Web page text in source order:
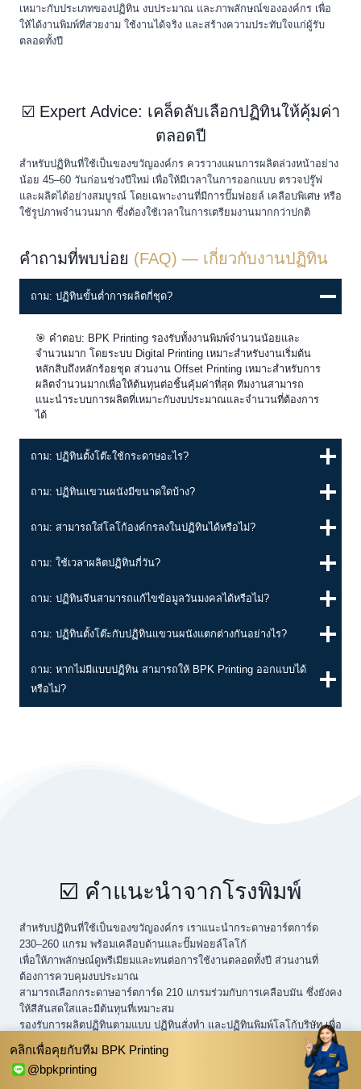
เหมาะกับประเภทของปฏิทิน งบประมาณ และภาพลักษณ์ขององค์กร เพื่อ
ให้ได้งานพิมพ์ที่สวยงาม ใช้งานได้จริง และสร้างความประทับใจแก่ผู้รับ
ตลอดทั้งปี
☑️ Expert Advice: เคล็ดลับเลือกปฏิทินให้คุ้มค่า
ตลอดปี
สำหรับปฏิทินที่ใช้เป็นของขวัญองค์กร ควรวางแผนการผลิตล่วงหน้าอย่าง
น้อย 45–60 วันก่อนช่วงปีใหม่ เพื่อให้มีเวลาในการออกแบบ ตรวจปรู๊ฟ
และผลิตได้อย่างสมบูรณ์ โดยเฉพาะงานที่มีการปั๊มฟอยล์ เคลือบพิเศษ หรือ
ใช้รูปภาพจำนวนมาก ซึ่งต้องใช้เวลาในการเตรียมงานมากกว่าปกติ
คำถามที่พบบ่อย (FAQ) — เกี่ยวกับงานปฏิทิน
ถาม: ปฏิทินขั้นต่ำการผลิตกี่ชุด?
🎯 คำตอบ: BPK Printing รองรับทั้งงานพิมพ์จำนวนน้อยและ
จำนวนมาก โดยระบบ Digital Printing เหมาะสำหรับงานเริ่มต้น
หลักสิบถึงหลักร้อยชุด ส่วนงาน Offset Printing เหมาะสำหรับการ
ผลิตจำนวนมากเพื่อให้ต้นทุนต่อชิ้นคุ้มค่าที่สุด ทีมงานสามารถ
แนะนำระบบการผลิตที่เหมาะกับงบประมาณและจำนวนที่ต้องการ
ได้
ถาม: ปฏิทินตั้งโต๊ะใช้กระดาษอะไร?
ถาม: ปฏิทินแขวนผนังมีขนาดใดบ้าง?
ถาม: สามารถใส่โลโก้องค์กรลงในปฏิทินได้หรือไม่?
ถาม: ใช้เวลาผลิตปฏิทินกี่วัน?
ถาม: ปฏิทินจีนสามารถแก้ไขข้อมูลวันมงคลได้หรือไม่?
ถาม: ปฏิทินตั้งโต๊ะกับปฏิทินแขวนผนังแตกต่างกันอย่างไร?
ถาม: หากไม่มีแบบปฏิทิน สามารถให้ BPK Printing ออกแบบได้
หรือไม่?
☑️ คำแนะนำจากโรงพิมพ์
สำหรับปฏิทินที่ใช้เป็นของขวัญองค์กร เราแนะนำกระดาษอาร์ตการ์ด
230–260 แกรม พร้อมเคลือบด้านและปั๊มฟอยล์โลโก้
เพื่อให้ภาพลักษณ์ดูพรีเมียมและทนต่อการใช้งานตลอดทั้งปี ส่วนงานที่
ต้องการควบคุมงบประมาณ
สามารถเลือกกระดาษอาร์ตการ์ด 210 แกรมร่วมกับการเคลือบมัน ซึ่งยังคง
ให้สีสันสดใสและมีต้นทุนที่เหมาะสม
รองรับการผลิตปฏิทินตามแบบ ปฏิทินสั่งทำ และปฏิทินพิมพ์โลโก้บริษัท เพื่อ
ใช้เป็นของขวัญองค์กรและสื่อประชาสัมพันธ์ตลอดทั้งปี
คลิกเพื่อคุยกับทีม BPK Printing
@bpkprinting